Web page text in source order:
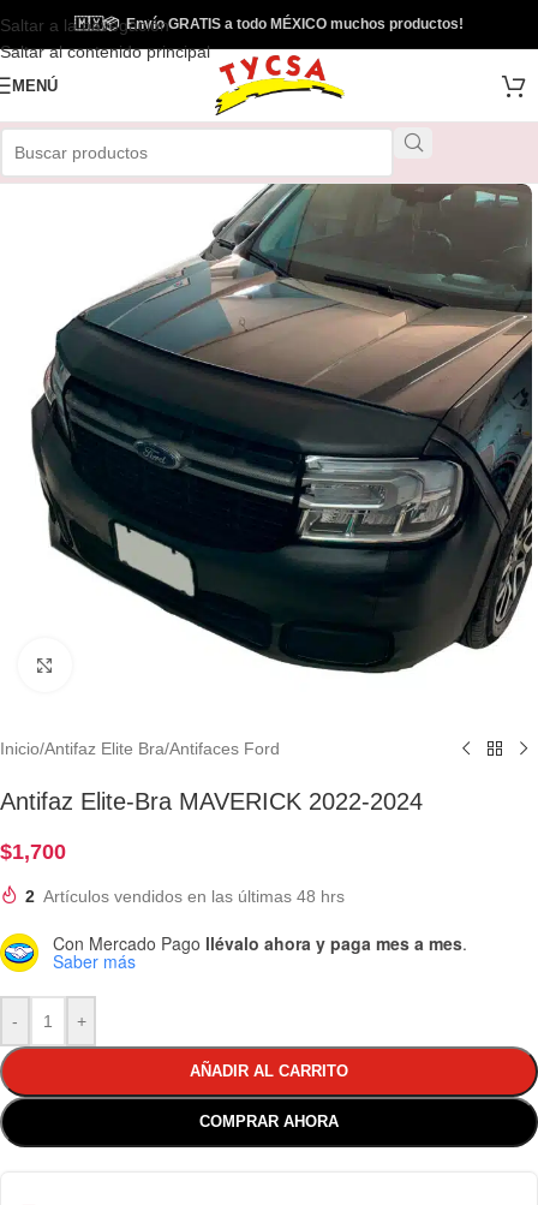
Saltar a la navegación
Saltar al contenido principal
🇲🇽📦Envío GRATIS a todo MÉXICO muchos productos!
MENÚ
Envío Gratis
Inicio/Antifaz Elite Bra/Antifaces Ford
Antifaz Elite-Bra MAVERICK 2022-2024
$1,700
2 Artículos vendidos en las últimas 48 hrs
Con Mercado Pago llévalo ahora y paga mes a mes.
Saber más
- +
AÑADIR AL CARRITO
COMPRAR AHORA